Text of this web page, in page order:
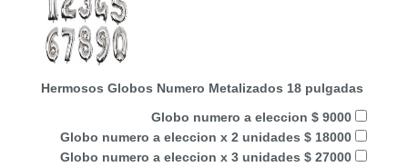
Hermosos Globos Numero Metalizados 18 pulgadas
Globo numero a eleccion $ 9000
Globo numero a eleccion x 2 unidades $ 18000
Globo numero a eleccion x 3 unidades $ 27000